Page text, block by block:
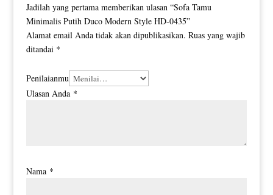
Jadilah yang pertama memberikan ulasan “Sofa Tamu
Minimalis Putih Duco Modern Style HD-0435”
Alamat email Anda tidak akan dipublikasikan. Ruas yang wajib
ditandai *
Penilaianmu
Ulasan Anda *
Nama *